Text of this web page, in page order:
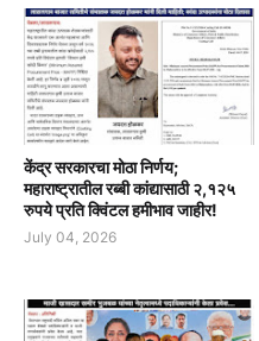
केंद्र सरकारचा मोठा निर्णय;
महाराष्ट्रातील रब्बी कांद्यासाठी २,१२५
रुपये प्रति क्विंटल हमीभाव जाहीर!
July 04, 2026